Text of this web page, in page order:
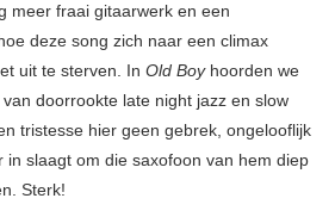
meer fraai gitaarwerk en een
deze song zich naar een climax
uit te sterven. In Old Boyhoorden we
doorrookte late night jazz en slow
tristesse hier geen gebrek, ongelooflijk
in slaagt om die saxofoon van hem diep
Sterk!